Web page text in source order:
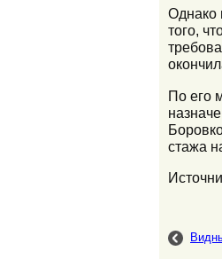
Однако
того,
По его
стажа